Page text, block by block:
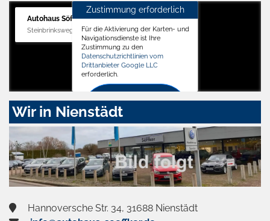
Autohaus Söffker GmbH
Steinbrinksweg 12, 31840 Hessisch Oldendorf
Zustimmung erforderlich
Für die Aktivierung der Karten- und
Navigationsdienste ist Ihre
Zustimmung zu den
Datenschutzrichtlinien vom
Drittanbieter Google LLC
erforderlich.
Zustimmen
aktivieren
Wir in Nienstädt
Hannoversche Str. 34, 31688 Nienstädt